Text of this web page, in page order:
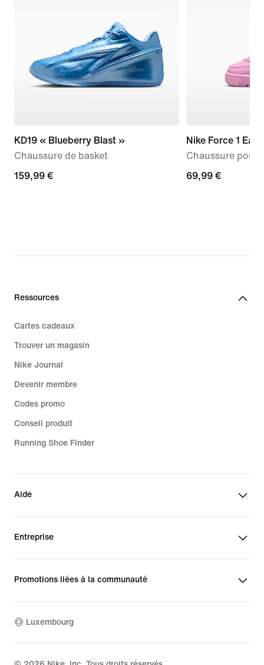
KD19 « Blueberry Blast »
Chaussure de basket
159,99 €
159,99 €
Nike Force 1
Chaussure pour
69,99 €
69,99 €
Ressources
Cartes cadeaux
Trouver un magasin
Nike Journal
Devenir membre
Codes promo
Conseil produit
Running Shoe Finder
Aide
Entreprise
Promotions liées à la communauté
Luxembourg